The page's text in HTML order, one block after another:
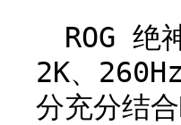
ROG 绝
2K、
分充分结